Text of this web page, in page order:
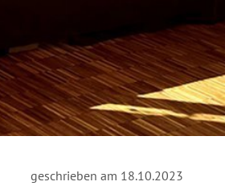
geschrieben am 18.10.2023